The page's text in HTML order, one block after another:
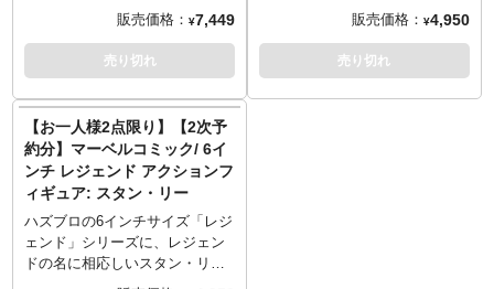
ん。これは…使いきれるのか、
私に。
社を知りたい方はNetflix『ボク
らを作ったオモチャたち』をチ
ェックしてみよう！）
ャップ」ことキャプテン・アメ
リカが使うヴィブラニウムシー
ルドも付属！もちろんヴィブラ
つデフォルメアレンジでフィギ
ュアに落とし込みした斬新スタ
イル。ほかのデフォルメフィギ
のバランス感は絶妙です！新作
としてラインナップしたのは、
マーベルコミックの人気キャラ
クターを数多く誕生させたアー
ティスト、「THE MAN」ことス
タン・リー御大。MCUではカメ
オ出演を続けていたスタン・リ
ー、ディレクターズチェアに腰
販売価格： ¥7,449
売り切れ
がラインナップ！「THE MAN」
ことスタン・リーをお手軽なア
クションフィギュアとして遊べ
るなんて…そこにあるのは
販売価格： ¥4,950
売り切れ
【お一人様2点限り】【2次予
約分】マーベルコミック/ 6イ
ンチ レジェンド アクションフ
ィギュア: スタン・リー
ハズブロの6インチサイズ「レジ
ェンド」シリーズに、レジェン
ドの名に相応しいスタン・リー
がラインナップ！「THE MAN」